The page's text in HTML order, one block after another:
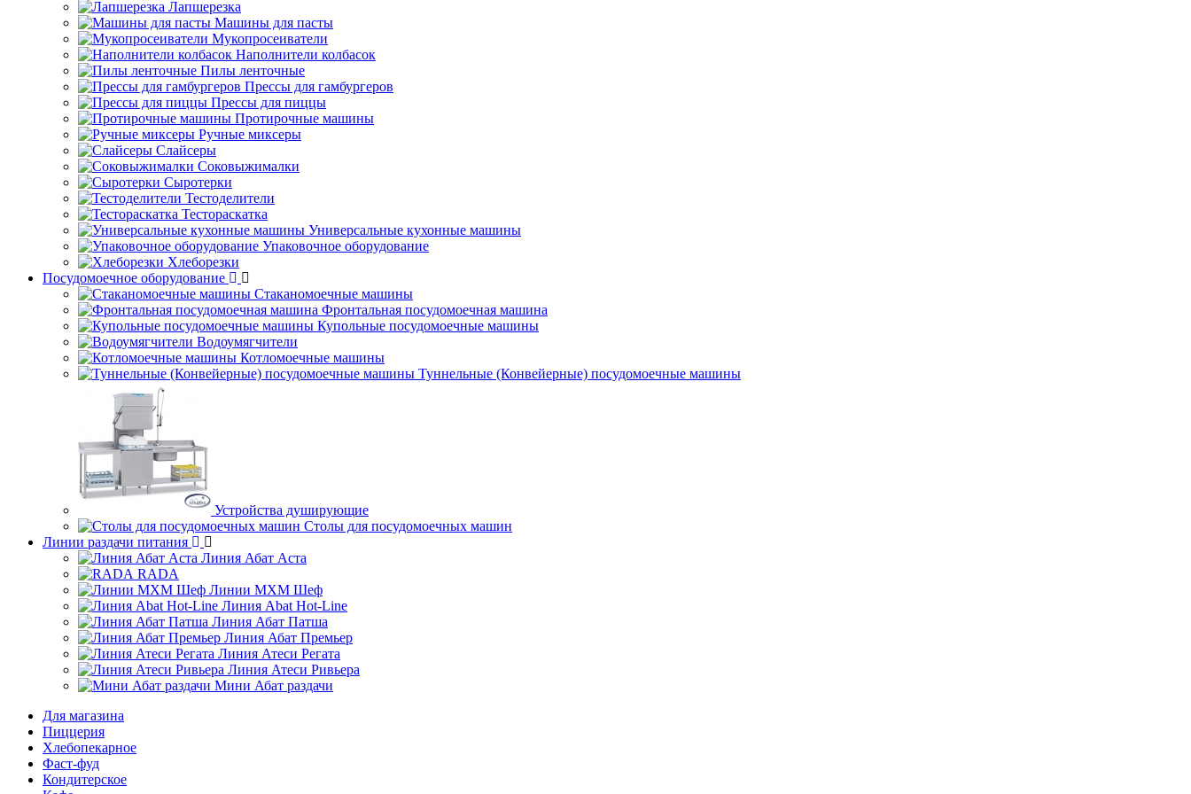
Лапшерезка
Машины для пасты
Мукопросеиватели
Наполнители колбасок
Пилы ленточные
Прессы для гамбургеров
Прессы для пиццы
Протирочные машины
Ручные миксеры
Слайсеры
Соковыжималки
Сыротерки
Тестоделители
Тестораскатка
Универсальные кухонные машины
Упаковочное оборудование
Хлеборезки
Посудомоечное оборудование
Стаканомоечные машины
Фронтальная посудомоечная машина
Купольные посудомоечные машины
Водоумягчители
Котломоечные машины
Туннельные (Конвейерные) посудомоечные машины
Устройства душирующие
Столы для посудомоечных машин
Линии раздачи питания
Линия Абат Аста
RADA
Линии МХМ Шеф
Линия Abat Hot-Line
Линия Абат Патша
Линия Абат Премьер
Линия Атеси Регата
Линия Атеси Ривьера
Мини Абат раздачи
Для магазина
Пиццерия
Хлебопекарное
Фаст-фуд
Кондитерское